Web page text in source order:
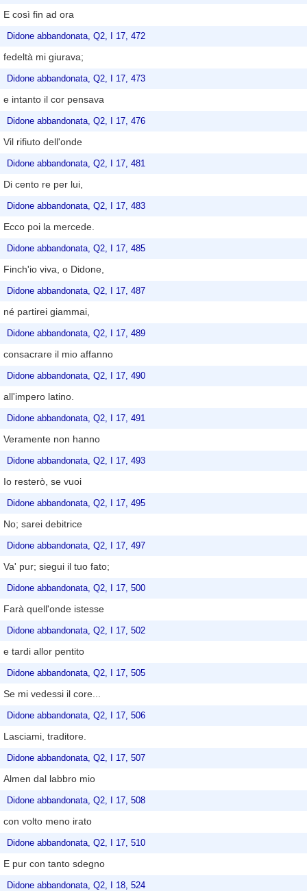
E così fin ad ora
Didone abbandonata, Q2, I 17, 472
fedeltà mi giurava;
Didone abbandonata, Q2, I 17, 473
e intanto il cor pensava
Didone abbandonata, Q2, I 17, 476
Vil rifiuto dell'onde
Didone abbandonata, Q2, I 17, 481
Di cento re per lui,
Didone abbandonata, Q2, I 17, 483
Ecco poi la mercede.
Didone abbandonata, Q2, I 17, 485
Finch'io viva, o Didone,
Didone abbandonata, Q2, I 17, 487
né partirei giammai,
Didone abbandonata, Q2, I 17, 489
consacrare il mio affanno
Didone abbandonata, Q2, I 17, 490
all'impero latino.
Didone abbandonata, Q2, I 17, 491
Veramente non hanno
Didone abbandonata, Q2, I 17, 493
Io resterò, se vuoi
Didone abbandonata, Q2, I 17, 495
No; sarei debitrice
Didone abbandonata, Q2, I 17, 497
Va' pur; siegui il tuo fato;
Didone abbandonata, Q2, I 17, 500
Farà quell'onde istesse
Didone abbandonata, Q2, I 17, 502
e tardi allor pentito
Didone abbandonata, Q2, I 17, 505
Se mi vedessi il core...
Didone abbandonata, Q2, I 17, 506
Lasciami, traditore.
Didone abbandonata, Q2, I 17, 507
Almen dal labbro mio
Didone abbandonata, Q2, I 17, 508
con volto meno irato
Didone abbandonata, Q2, I 17, 510
E pur con tanto sdegno
Didone abbandonata, Q2, I 18, 524